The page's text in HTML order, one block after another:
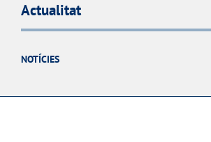
Actualitat
NOTÍCIES